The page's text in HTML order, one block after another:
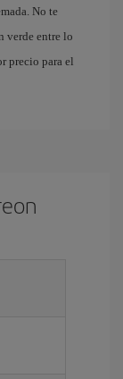
No te
verde entre lo
precio para el